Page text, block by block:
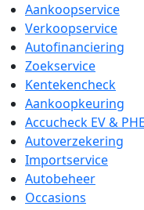
Aankoopservice
Verkoopservice
Autofinanciering
Zoekservice
Kentekencheck
Aankoopkeuring
Accucheck EV &
Autoverzekering
Importservice
Autobeheer
Occasions